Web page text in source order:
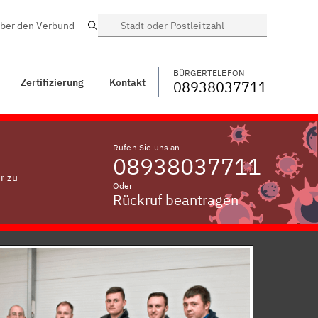
BÜRGERTELEFON WECHSELN
den Verbund Suche
Zertifizierung Kontakt
BÜRGERTELEFON
08938037711
zu
Rufen Sie uns an
08938037711
Oder
Rückruf beantragen